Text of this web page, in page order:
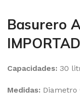
Basurero
Capacidades: 30
Medidas: